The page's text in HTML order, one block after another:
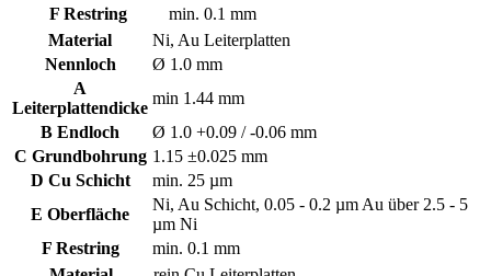
F Restring
min. 0.1 mm
Material
Ni, Au Leiterplatten
Nennloch
Ø 1.0 mm
A
Leiterplattendicke
min 1.44 mm
B Endloch
Ø 1.0 +0.09 / -0.06 mm
C Grundbohrung 1.15 ±0.025 mm
D Cu Schicht
min. 25 µm
E Oberfläche
Ni, Au Schicht, 0.05 - 0.2 µm Au über 2.5 - 5
µm Ni
F Restring
min. 0.1 mm